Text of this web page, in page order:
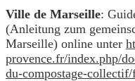
Ville de Marseille:
(Anleitung zum
Marseille) online unter
provence.fr/index.php/
du-compostage-